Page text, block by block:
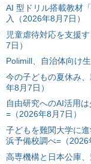
AI 型ドリル搭載教材
入（2026年8月7日）
児童虐待対応を支援
7日）
Polimill、自治体向け
今の子どもの夏休み
年8月7日）
自由研究へのAI活用
=（2026年8月7日）
子どもを難関大学に
浜予備校調べ=（2026
高専機構と日本公庫